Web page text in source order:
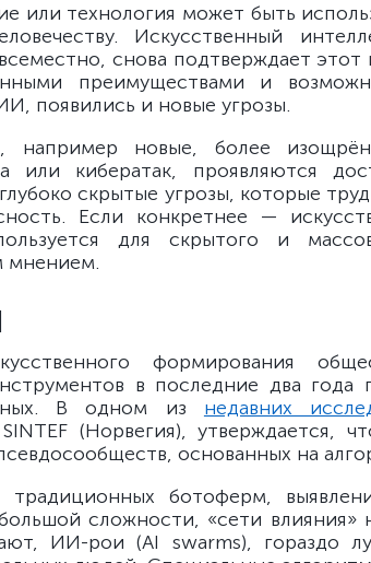
или технология может быть
Искусственный
снова подтверждает этот
преимуществами и
появились и новые угрозы.
например новые, более
или кибератак, проявляются
скрытые угрозы, которые
Если конкретнее —
для скрытого и
мнением.
формирования
в последние два года
В одном из недавних
(Норвегия), утверждается,
основанных на
ботоферм,
сложности, «сети влияния»
ИИ-рои (AI swarms), гораздо